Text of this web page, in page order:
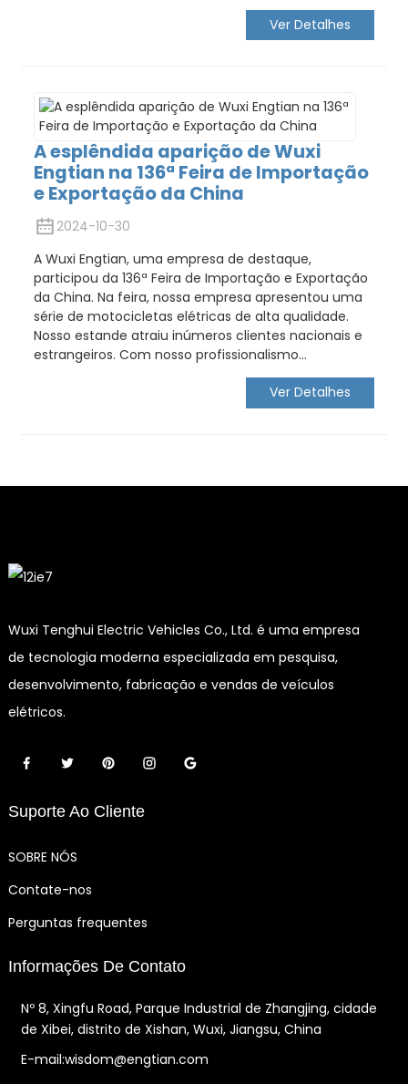
Ver Detalhes
A esplêndida aparição de Wuxi
Engtian na 136ª Feira de Importação
e Exportação da China
2024-10-30
A Wuxi Engtian, uma empresa de destaque,
participou da 136ª Feira de Importação e Exportação
da China. Na feira, nossa empresa apresentou uma
série de motocicletas elétricas de alta qualidade.
Nosso estande atraiu inúmeros clientes nacionais e
estrangeiros. Com nosso profissionalismo...
Ver Detalhes
Wuxi Tenghui Electric Vehicles Co., Ltd. é uma empresa
de tecnologia moderna especializada em pesquisa,
desenvolvimento, fabricação e vendas de veículos
elétricos.
Suporte Ao Cliente
SOBRE NÓS
Contate-nos
Perguntas frequentes
Informações De Contato
Nº 8, Xingfu Road, Parque Industrial de Zhangjing, cidade
de Xibei, distrito de Xishan, Wuxi, Jiangsu, China
E-mail:wisdom@engtian.com